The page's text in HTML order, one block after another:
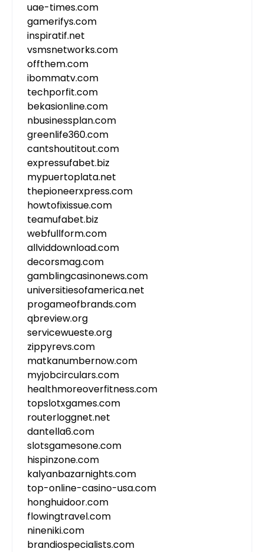
uae-times.com
gamerifys.com
inspiratif.net
vsmsnetworks.com
offthem.com
ibommatv.com
techporfit.com
bekasionline.com
nbusinessplan.com
greenlife360.com
cantshoutitout.com
expressufabet.biz
mypuertoplata.net
thepioneerxpress.com
howtofixissue.com
teamufabet.biz
webfullform.com
allviddownload.com
decorsmag.com
gamblingcasinonews.com
universitiesofamerica.net
progameofbrands.com
qbreview.org
servicewueste.org
zippyrevs.com
matkanumbernow.com
myjobcirculars.com
healthmoreoverfitness.com
topslotxgames.com
routerloggnet.net
dantella6.com
slotsgamesone.com
hispinzone.com
kalyanbazarnights.com
top-online-casino-usa.com
honghuidoor.com
flowingtravel.com
nineniki.com
brandiospecialists.com